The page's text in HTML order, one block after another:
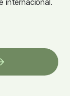
internacional.